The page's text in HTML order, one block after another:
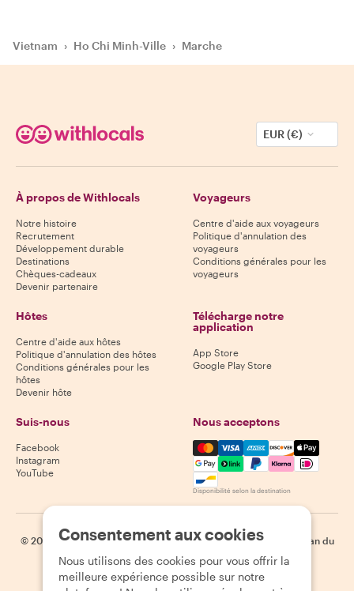
Vietnam › Ho Chi Minh-Ville › Marche
EUR (€)
À propos de Withlocals
Notre histoire
Recrutement
Développement durable
Destinations
Chèques-cadeaux
Devenir partenaire
Voyageurs
Centre d'aide aux voyageurs
Politique d'annulation des
voyageurs
Conditions générales pour les
voyageurs
Hôtes
Centre d'aide aux hôtes
Politique d'annulation des hôtes
Conditions générales pour les
hôtes
Devenir hôte
Télécharge notre
application
App Store
Google Play Store
Suis-nous
Facebook
Instagram
YouTube
Nous acceptons
Mastercard, Visa, Amex,
Disponibilité selon la destination
© 2026 Withlocals.com | Politique de confidentialité | Cookies
Plan du
site
Consentement aux cookies
Nous utilisons des cookies pour vous offrir la
meilleure expérience possible sur notre